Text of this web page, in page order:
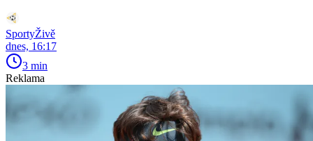
SportyŽivě
dnes, 16:17
3 min
Reklama